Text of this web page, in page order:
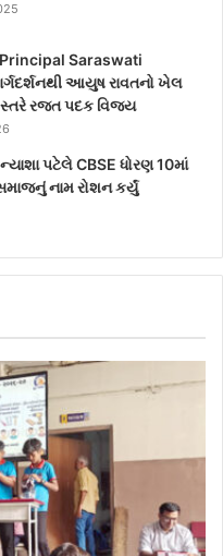
Saraswati
આયુષ રાવતનો ખેલ
રજત પદક વિજય
ન્યાશા પટેલે CBSE ધોરણ 10માં
નામ રોશન કર્યું